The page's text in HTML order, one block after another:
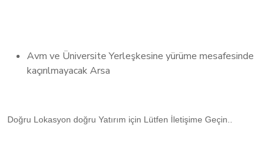
Avm ve Üniversite Yerleşkesine yürüme mesafesinde
kaçırılmayacak Arsa
Doğru Lokasyon doğru Yatırım için Lütfen İletişime Geçin..